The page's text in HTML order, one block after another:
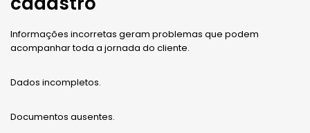
Informações incorretas geram problemas que podem
acompanhar toda a jornada do cliente.
Dados incompletos.
Documentos ausentes.